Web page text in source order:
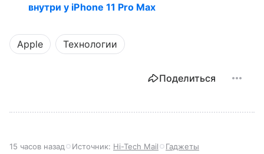
внутри у iPhone 11 Pro Max
Apple Технологии
Поделиться
15 часов назад Источник: Hi-Tech Mail Гаджеты